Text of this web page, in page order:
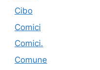
Cibo
Comici
Comici.
Comune